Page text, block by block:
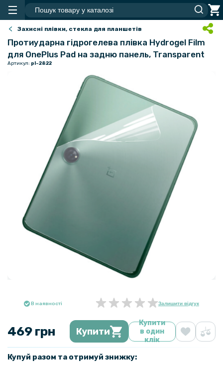
Захисні плівки, стекла для планшетів
Протиударна гідрогелева плівка Hydrogel Film
для OnePlus Pad на задню панель, Transparent
Артикул: pl-2822
В наявності Залишити відгук
469 грн Купити
Купити
в один
клік
Купуй разом та отримуй знижку: